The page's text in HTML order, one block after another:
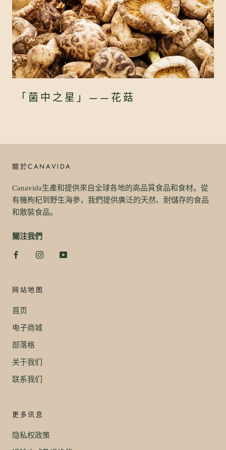
「菌中之星」——花菇
關於CANAVIDA
Canavida生產和提供來自全球各地的高品質食品和食材。從
有機枸杞到野生海參，我們提供廣泛的天然、耐儲存的食品
和散裝食品。
關注我們
网站地图
首页
电子商城
部落格
关于我们
联系我们
更多讯息
隐私权政策